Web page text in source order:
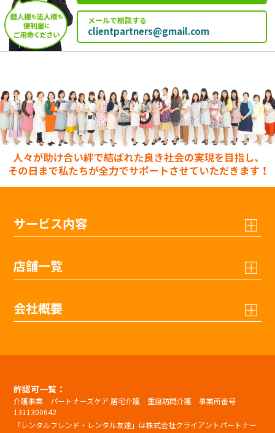
メールで相談する
clientpartners@gmail.com
サービス内容
店舗一覧
会社概要
許認可一覧：
介護事業 パートナーズケア 居宅介護 重度訪問介護 事業所番号
1311300642
「レンタルフレンド・レンタル友達」は株式会社クライアントパートナー